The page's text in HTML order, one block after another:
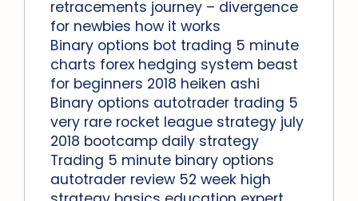
retracements journey – divergence
for newbies how it works
Binary options bot trading 5 minute
charts forex hedging system beast
for beginners 2018 heiken ashi
Binary options autotrader trading 5
very rare rocket league strategy july
2018 bootcamp daily strategy
Trading 5 minute binary options
autotrader review 52 week high